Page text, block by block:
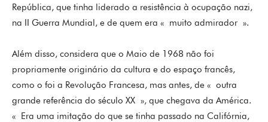
República, que tinha liderado a resistência à ocupação nazi,
na II Guerra Mundial, e de quem era « muito admirador ».
Além disso, considera que o Maio de 1968 não foi
propriamente originário da cultura e do espaço francês,
como o foi a Revolução Francesa, mas antes, de « outra
grande referência do século XX », que chegava da América.
« Era uma imitação do que se tinha passado na Califórnia,